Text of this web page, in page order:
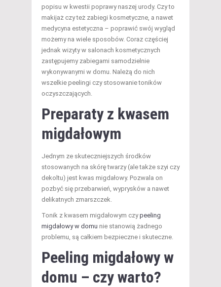
popisu w kwestii poprawy naszej urody. Czy to
makijaż czy też zabiegi kosmetyczne, a nawet
medycyna estetyczna – poprawić swój wygląd
możemy na wiele sposobów. Coraz częściej
jednak wizyty w salonach kosmetycznych
zastępujemy zabiegami samodzielnie
wykonywanymi w domu. Należą do nich
wszelkie peelingi czy stosowanie toników
oczyszczających.
Preparaty z kwasem
migdałowym
Jednym ze skuteczniejszych środków
stosowanych na skórę twarzy (ale także szyi czy
dekoltu) jest kwas migdałowy. Pozwala on
pozbyć się przebarwień, wyprysków a nawet
delikatnych zmarszczek.
Tonik z kwasem migdałowym czypeeling
migdałowy w domu nie stanowią żadnego
problemu, są całkiem bezpieczne i skuteczne.
Peeling migdałowy w
domu – czy warto?